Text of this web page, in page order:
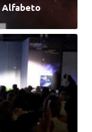
Alfabeto